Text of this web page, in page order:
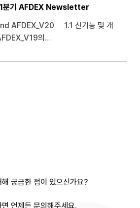
분기 AFDEX Newsletter
AFDEX_V20 1.1 신기능 및 개
의…
궁금한 점이 있으신가요?
언제든 문의해주세요.